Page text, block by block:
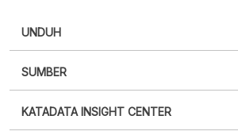
UNDUH
XLS
SUMBER
punya akun?Silakan Daftar sekarang
KATADATA INSIGHT CENTER